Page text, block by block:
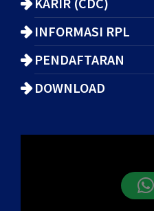
INFORMASI RPL
PENDAFTARAN
DOWNLOAD